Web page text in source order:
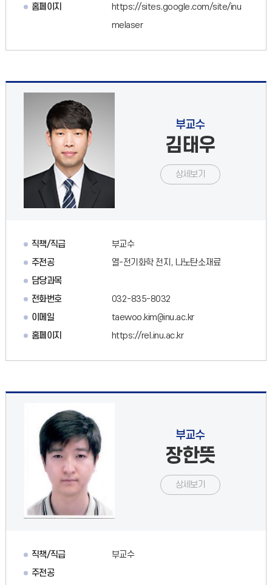
홈페이지
https://sites.google.com/site/inu
melaser
부교수
김태우
상세보기
직책/직급
부교수
주전공
열-전기화학 전지, 나노탄소재료
담당과목
전화번호
032-835-8032
이메일
taewoo.kim@inu.ac.kr
홈페이지
https://rel.inu.ac.kr
부교수
장한뜻
상세보기
직책/직급
부교수
주전공